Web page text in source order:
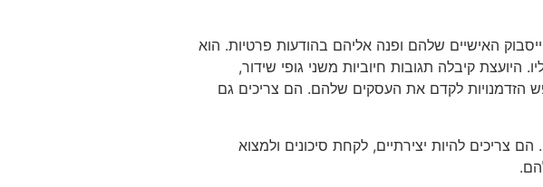
האישיים שלהם ופנה אליהם בהודעות פרטיות. הוא
קיבלה תגובות חיוביות משני גופי שידור,
הזדמנויות לקדם את העסקים שלהם. הם צריכים גם
צריכים להיות יצירתיים, לקחת סיכונים ולמצוא